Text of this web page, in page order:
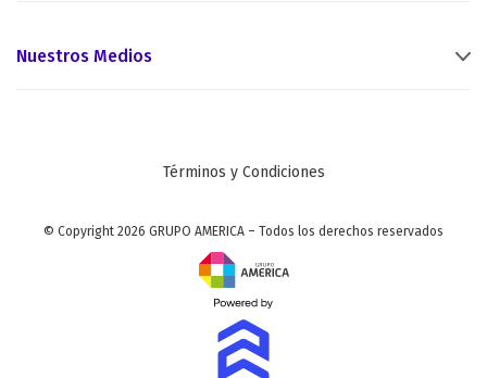
Nuestros Medios
Términos y Condiciones
© Copyright 2026 GRUPO AMERICA – Todos los derechos reservados